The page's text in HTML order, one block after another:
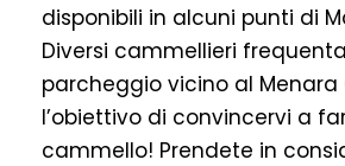
disponibili in alcuni punti di
Diversi cammellieri
parcheggio vicino al Menara
l’obiettivo di convincervi a
cammello! Prendete in